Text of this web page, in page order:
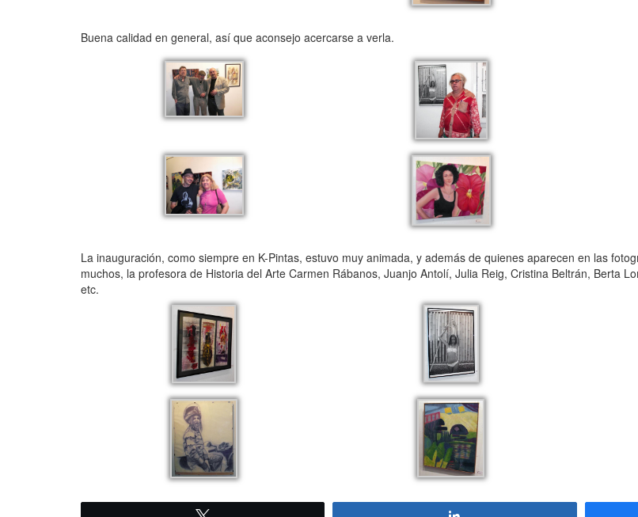
Buena calidad en general, así que aconsejo acercarse a verla.
La inauguración, como siempre en K-Pintas, estuvo muy animada, y además de quienes aparecen en las
muchos, la profesora de Historia del Arte Carmen Rábanos, Juanjo Antolí, Julia Reig, Cristina Beltrán, Berta
etc.